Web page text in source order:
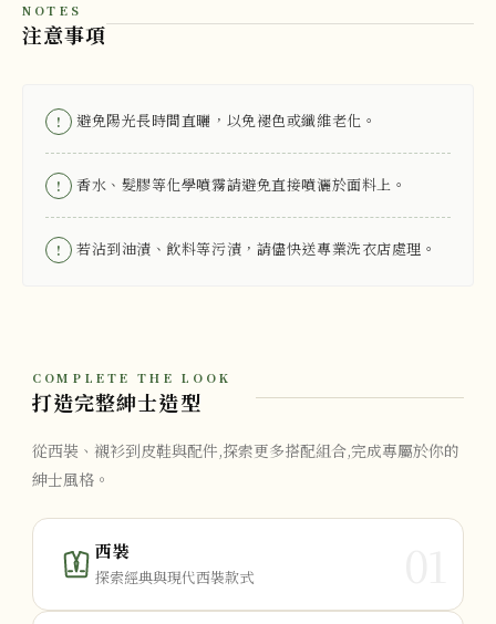
NOTES
注意事項
! 避免陽光長時間直曬，以免褪色或纖維老化。
! 香水、髮膠等化學噴霧請避免直接噴灑於面料上。
! 若沾到油漬、飲料等污漬，請儘快送專業洗衣店處理。
COMPLETE THE LOOK
打造完整紳士造型
從西裝、襯衫到皮鞋與配件,探索更多搭配組合,完成專屬於你的
紳士風格。
西裝
探索經典與現代西裝款式